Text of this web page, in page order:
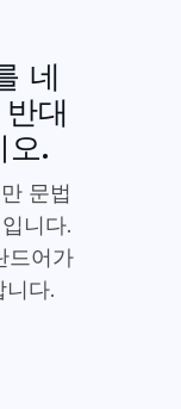
네
대
오.
문법
니다.
드어가
다.